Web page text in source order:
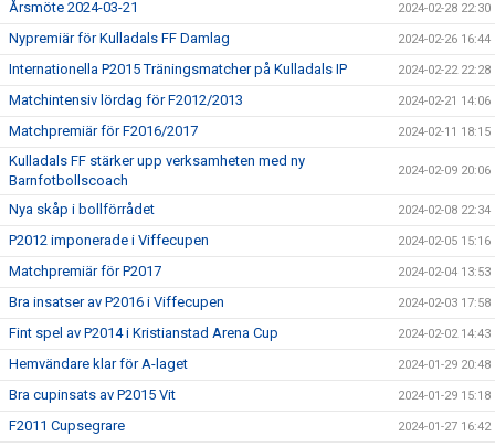
Årsmöte 2024-03-21 2024-02-28 22:30
Nypremiär för Kulladals FF Damlag 2024-02-26 16:44
Internationella P2015 Träningsmatcher på Kulladals IP 2024-02-22 22:28
Matchintensiv lördag för F2012/2013 2024-02-21 14:06
Matchpremiär för F2016/2017 2024-02-11 18:15
Kulladals FF stärker upp verksamheten med ny
Barnfotbollscoach
2024-02-09 20:06
Nya skåp i bollförrådet 2024-02-08 22:34
P2012 imponerade i Viffecupen 2024-02-05 15:16
Matchpremiär för P2017 2024-02-04 13:53
Bra insatser av P2016 i Viffecupen 2024-02-03 17:58
Fint spel av P2014 i Kristianstad Arena Cup 2024-02-02 14:43
Hemvändare klar för A-laget 2024-01-29 20:48
Bra cupinsats av P2015 Vit 2024-01-29 15:18
F2011 Cupsegrare 2024-01-27 16:42